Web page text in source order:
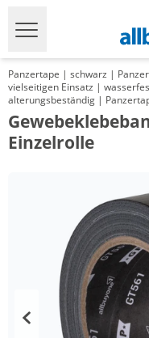
Panzertape | schwarz |
vielseitigen Einsatz |
alterungsbeständig |
Einzelrolle